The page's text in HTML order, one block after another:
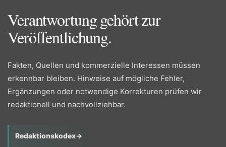
Verantwortung gehört zur
Veröffentlichung.
Fakten, Quellen und kommerzielle Interessen müssen
erkennbar bleiben. Hinweise auf mögliche Fehler,
Ergänzungen oder notwendige Korrekturen prüfen wir
redaktionell und nachvollziehbar.
Redaktionskodex→